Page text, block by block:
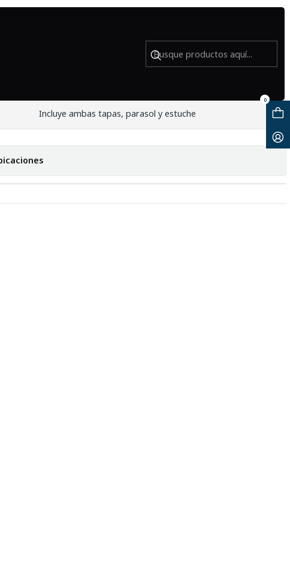
0
f5.6 (PENTAX K) - Usado
Incluye ambas tapas, parasol y estuche